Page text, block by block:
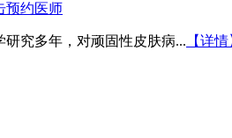
预约医师
研究多年，对顽固性皮肤病... 【详情